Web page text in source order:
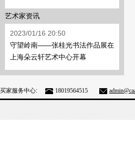
艺术家资讯
2023/01/16 20:50
守望岭南——张桂光书法作品展在
上海朵云轩艺术中心开幕
买家服务中心: 18019564515